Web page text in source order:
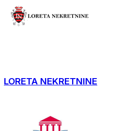
LORETA NEKRETNINE